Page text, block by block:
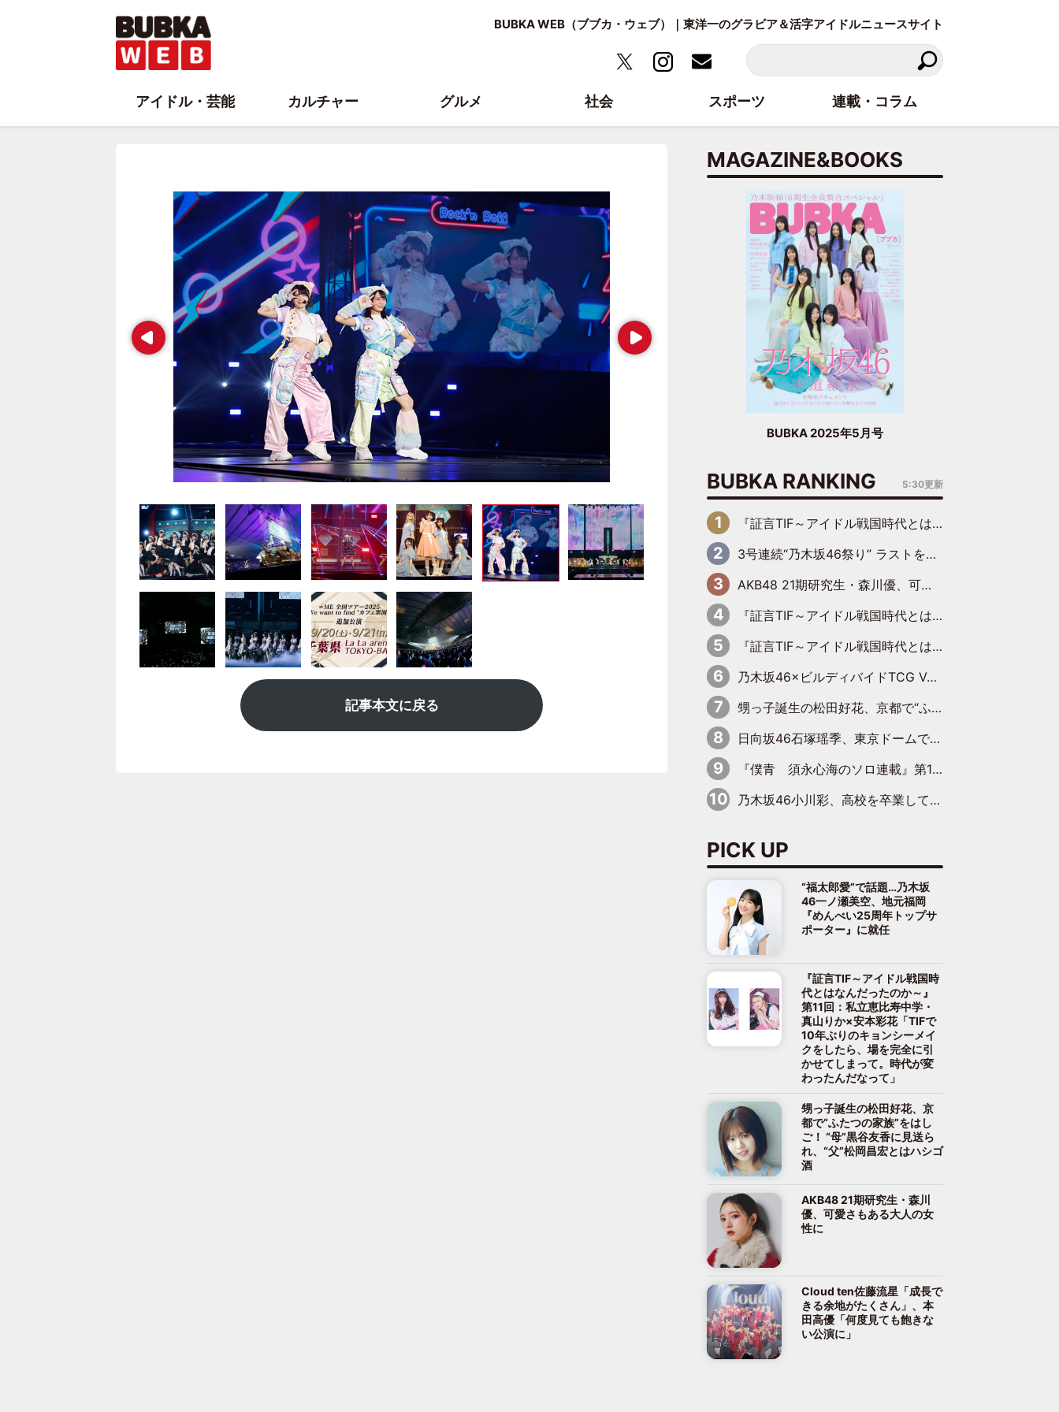
BUBKA WEB（ブブカ・ウェブ）｜東洋一のグラビア＆活字アイドルニュースサイト
Prev Next
記事本文に戻る
MAGAZINE&BOOKS
BUBKA 2025年5月号
BUBKA RANKING 5:30更新
『証言TIF～アイドル戦国時代とはなんだったのか～』第6回：でんぱ組.inc・古川未鈴×相沢梨紗「『ハロプロやりたかったな』って言ったら、夢眠ねむさんに『てめえはでんぱ組．incなんだよ！』って肩パンされて(笑)」
3号連続“乃木坂46祭り” ラストを飾るのは賀喜遥香…5年ぶりの登場に「5年分大人になった私を見ていただけたら」
AKB48 21期研究生・森川優、可愛さもある大人の女性に
『証言TIF～アイドル戦国時代とはなんだったのか～』第11回：私立恵比寿中学・真山りか×安本彩花「TIFで10年ぶりのキョンシーメイクをしたら、場を完全に引かせてしまって。時代が変わったんだなって」
『証言TIF～アイドル戦国時代とはなんだったのか～』第10回：さくら学院・武藤彩未×飯田らうら「正直、中3で辞めるというのを信じてなくて。そう言われてはいたけど、嘘でしょって」
乃木坂46×ビルディバイドTCG Vol.2公開 賀喜遥香＆田村真佑が『京まふ』ステージに登壇
甥っ子誕生の松田好花、京都で“ふたつの家族”をはしご！ “母”黒谷友香に見送られ、“父”松岡昌宏とはハシゴ酒
日向坂46石塚瑶季、東京ドームで“観戦バレ”！ ナイツ・塙も認めた「巨人に詳しすぎるアイドル」は元VENUSスクール生で杉内コーチ推し⁉
『僕青 須永心海のソロ連載』第18回：「バーゲンセールハンターみうな inしまむら」編
乃木坂46小川彩、高校を卒業して初めてのグラビア「大人になった感じがしました(笑)」
PICK UP
“福太郎愛”で話題…乃木坂
46一ノ瀬美空、地元福岡
『めんべい25周年トップサ
ポーター』に就任
『証言TIF～アイドル戦国時
代とはなんだったのか～』
第11回：私立恵比寿中学・
真山りか×安本彩花「TIFで
10年ぶりのキョンシーメイ
クをしたら、場を完全に引
かせてしまって。時代が変
わったんだなって」
甥っ子誕生の松田好花、京
都で“ふたつの家族”をはし
ご！ “母”黒谷友香に見送ら
れ、“父”松岡昌宏とはハシゴ
酒
AKB48 21期研究生・森川
優、可愛さもある大人の女
性に
Cloud ten佐藤流星「成長で
きる余地がたくさん」、本
田高優「何度見ても飽きな
い公演に」
アイドル・芸能 カルチャー グルメ 社会 スポーツ 連載・コラム